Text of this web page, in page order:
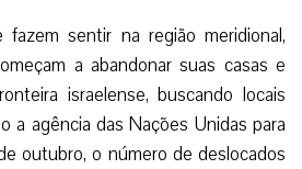
sentir na região meridional,
a abandonar suas casas e
israelense, buscando locais
a agência das Nações Unidas para
outubro, o número de deslocados